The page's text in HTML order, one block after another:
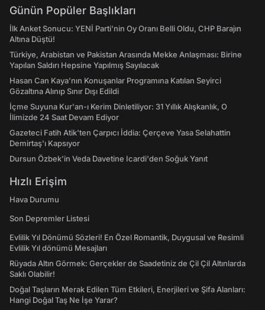
Günün Popüler Başlıkları
İlk Anket Sonucu: YENİ Parti'nin Oy Oranı Belli Oldu, CHP Barajın
Altına Düştü!
Türkiye, Arabistan ve Pakistan Arasında Mekke Anlaşması: Birine
Yapılan Saldırı Hepsine Yapılmış Sayılacak
Hasan Can Kaya’nın Konuşanlar Programına Katılan Seyirci
Gözaltına Alınıp Sınır Dışı Edildi
İçme Suyuna Kur'an-ı Kerim Dinletiliyor: 31 Yıllık Alışkanlık, O
İlimizde 24 Saat Devam Ediyor
Gazeteci Fatih Atik'ten Çarpıcı İddia: Çerçeve Yasa Selahattin
Demirtaş'ı Kapsıyor
Dursun Özbek'in Veda Davetine Icardi'den Soğuk Yanıt
Hızlı Erişim
Hava Durumu
Son Depremler Listesi
Evlilik Yıl Dönümü Sözleri! En Özel Romantik, Duygusal ve Resimli
Evlilik Yıl dönümü Mesajları
Rüyada Altın Görmek: Gerçekler de Saadetiniz de Çil Çil Altınlarda
Saklı Olabilir!
Doğal Taşların Merak Edilen Tüm Etkileri, Enerjileri ve Şifa Alanları:
Hangi Doğal Taş Ne İşe Yarar?